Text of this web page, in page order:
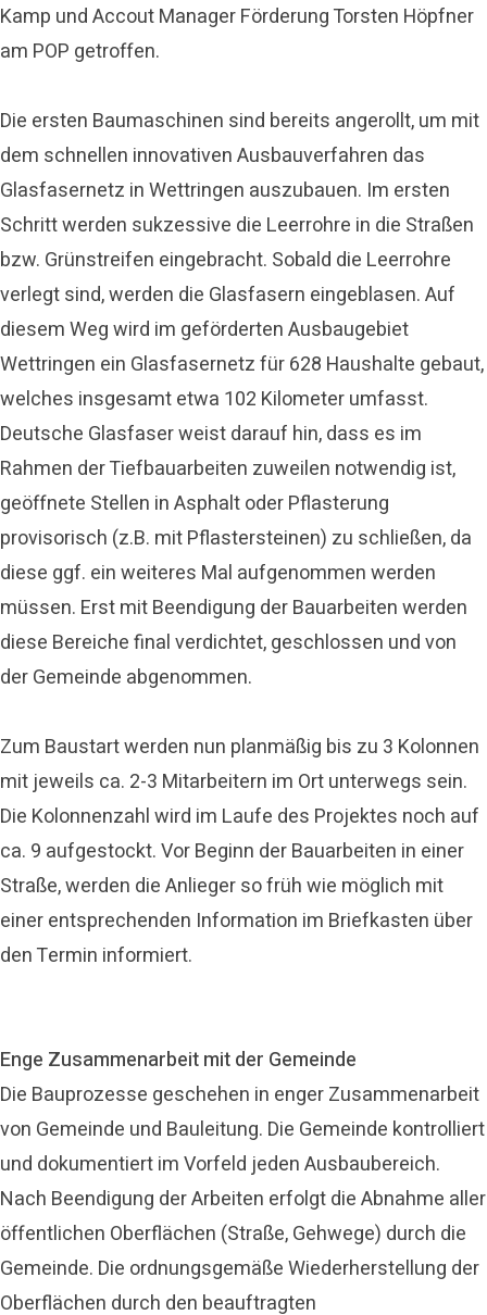
Kamp und Accout Manager Förderung Torsten Höpfner
am POP getroffen.
Die ersten Baumaschinen sind bereits angerollt, um mit
dem schnellen innovativen Ausbauverfahren das
Glasfasernetz in Wettringen auszubauen. Im ersten
Schritt werden sukzessive die Leerrohre in die Straßen
bzw. Grünstreifen eingebracht. Sobald die Leerrohre
verlegt sind, werden die Glasfasern eingeblasen. Auf
diesem Weg wird im geförderten Ausbaugebiet
Wettringen ein Glasfasernetz für 628 Haushalte gebaut,
welches insgesamt etwa 102 Kilometer umfasst.
Deutsche Glasfaser weist darauf hin, dass es im
Rahmen der Tiefbauarbeiten zuweilen notwendig ist,
geöffnete Stellen in Asphalt oder Pflasterung
provisorisch (z.B. mit Pflastersteinen) zu schließen, da
diese ggf. ein weiteres Mal aufgenommen werden
müssen. Erst mit Beendigung der Bauarbeiten werden
diese Bereiche final verdichtet, geschlossen und von
der Gemeinde abgenommen.
Zum Baustart werden nun planmäßig bis zu 3 Kolonnen
mit jeweils ca. 2-3 Mitarbeitern im Ort unterwegs sein.
Die Kolonnenzahl wird im Laufe des Projektes noch auf
ca. 9 aufgestockt. Vor Beginn der Bauarbeiten in einer
Straße, werden die Anlieger so früh wie möglich mit
einer entsprechenden Information im Briefkasten über
den Termin informiert.
Enge Zusammenarbeit mit der Gemeinde
Die Bauprozesse geschehen in enger Zusammenarbeit
von Gemeinde und Bauleitung. Die Gemeinde kontrolliert
und dokumentiert im Vorfeld jeden Ausbaubereich.
Nach Beendigung der Arbeiten erfolgt die Abnahme aller
öffentlichen Oberflächen (Straße, Gehwege) durch die
Gemeinde. Die ordnungsgemäße Wiederherstellung der
Oberflächen durch den beauftragten